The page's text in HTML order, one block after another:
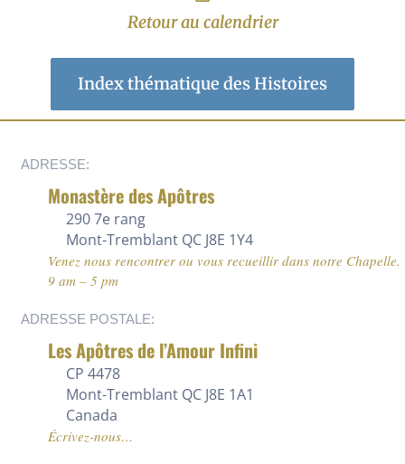
Retour au calendrier
Index thématique des Histoires
ADRESSE:
Monastère des Apôtres
290 7e rang
Mont-Tremblant QC J8E 1Y4
Venez nous rencontrer ou vous recueillir dans notre Chapelle.
9 am – 5 pm
ADRESSE POSTALE:
Les Apôtres de l’Amour Infini
CP 4478
Mont-Tremblant QC J8E 1A1
Canada
Écrivez-nous…